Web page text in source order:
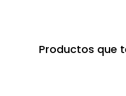
Productos que